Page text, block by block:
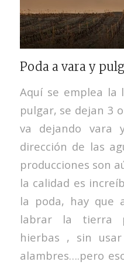
Poda a vara y
Aquí se emplea la
pulgar, se dejan 3
va dejando vara
dirección de las
producciones son
la calidad es
la poda, hay que
labrar la tierra
hierbas , sin
alambres….pero